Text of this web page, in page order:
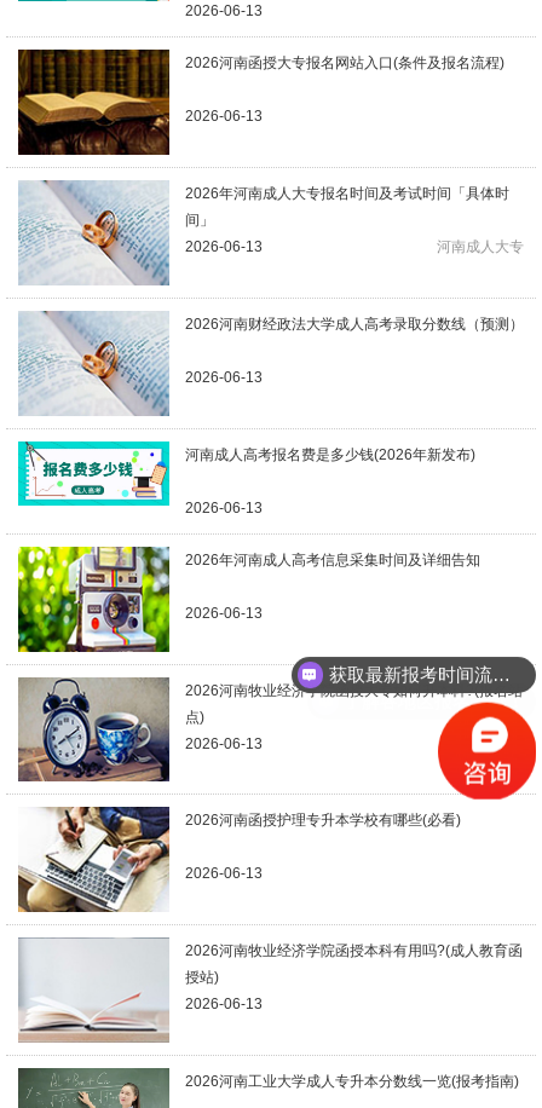
2026-06-13
2026河南函授大专报名网站入口(条件及报名流程)
2026-06-13
2026年河南成人大专报名时间及考试时间「具体时
间」
2026-06-13
河南成人大专
2026河南财经政法大学成人高考录取分数线（预测）
2026-06-13
河南成人高考报名费是多少钱(2026年新发布)
2026-06-13
2026年河南成人高考信息采集时间及详细告知
2026-06-13
2026河南牧业经济学院函授大专如何升本科?(报名站
点)
2026-06-13
2026河南函授护理专升本学校有哪些(必看)
2026-06-13
2026河南牧业经济学院函授本科有用吗?(成人教育函
授站)
2026-06-13
2026河南工业大学成人专升本分数线一览(报考指南)
了解各地区报名安排！